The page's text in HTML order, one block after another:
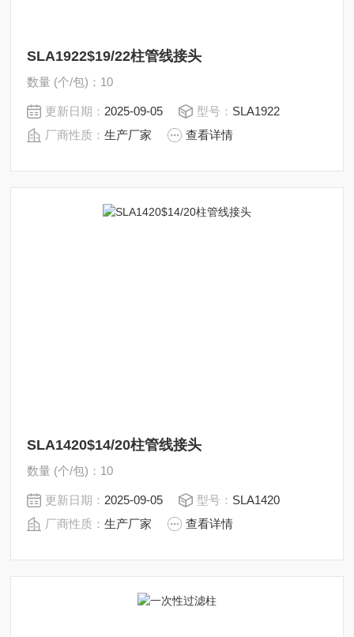
SLA1922$19/22柱管线接头
数量 (个/包)：10
更新日期： 2025-09-05 型号： SLA1922
厂商性质：生产厂家 查看详情
SLA1420$14/20柱管线接头
数量 (个/包)：10
更新日期： 2025-09-05 型号： SLA1420
厂商性质：生产厂家 查看详情